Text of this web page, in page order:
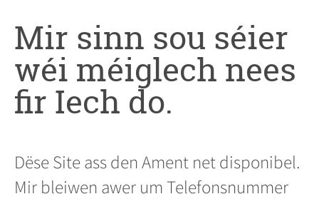
Mir sinn sou séier
wéi méiglech nees
fir Iech do.
Dëse Site ass den Ament net disponibel.
Mir bleiwen awer um Telefonsnummer